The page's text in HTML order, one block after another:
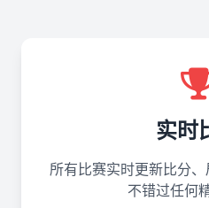
实时
所有比赛实时更新比分
不错过任何